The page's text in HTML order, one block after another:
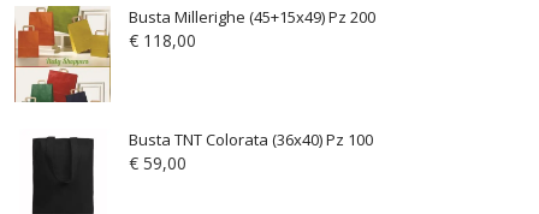
Busta Millerighe (45+15x49) Pz 200
€ 118,00
Busta TNT Colorata (36x40) Pz 100
€ 59,00